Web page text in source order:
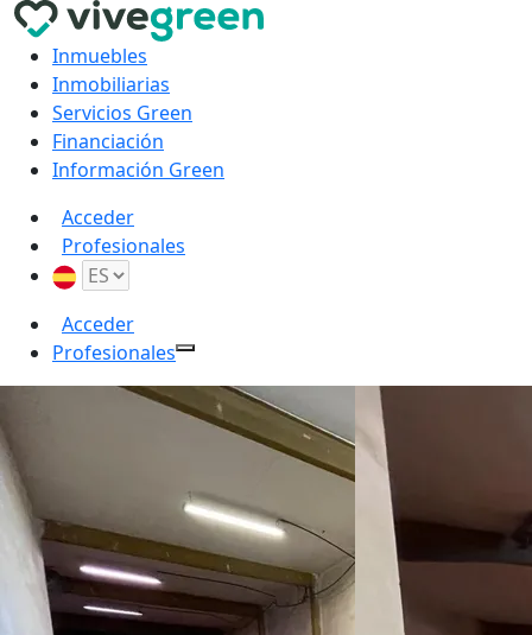
Inmuebles
Inmobiliarias
Servicios Green
Financiación
Información Green
Acceder
Profesionales
Acceder
Profesionales